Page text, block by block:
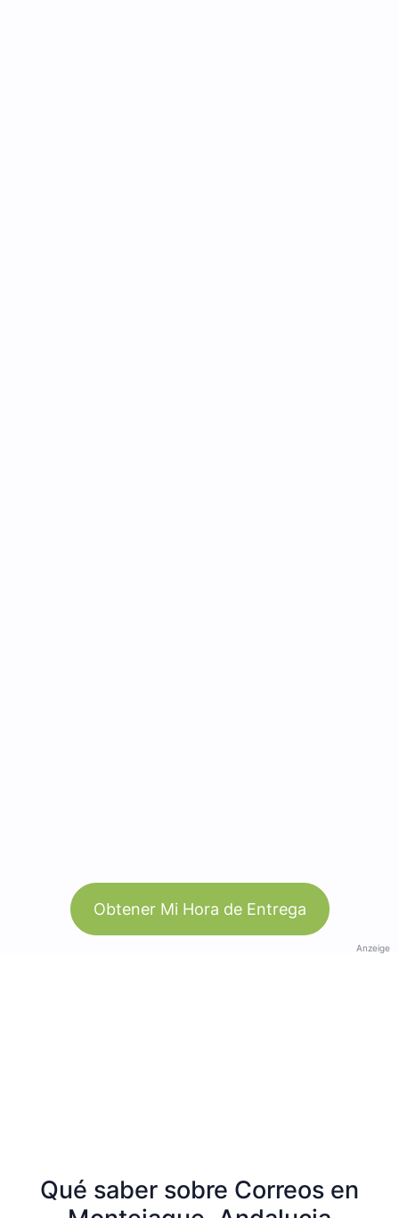
Obtener Mi Hora de Entrega
Anzeige
Qué saber sobre Correos en